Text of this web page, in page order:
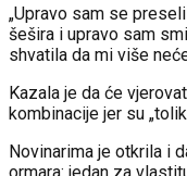
„Upravo sam se
šešira i upravo sam
shvatila da mi više
Kazala je da će
kombinacije jer su
Novinarima je otkrila i